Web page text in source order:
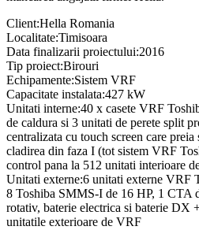
Client:Hella Romania
Localitate:Timisoara
Data finalizarii proiectului:2016
Tip proiect:Birouri
Echipamente:Sistem VRF
Capacitate instalata:427 kW
Unitati interne:40 x casete VRF
de caldura si 3 unitati de perete split
centralizata cu touch screen care
cladirea din faza I (tot sistem VRF
control pana la 512 unitati interioare
Unitati externe:6 unitati externe VRF
8 Toshiba SMMS-I de 16 HP, 1 CTA
rotativ, baterie electrica si baterie DX
unitatile exterioare de VRF